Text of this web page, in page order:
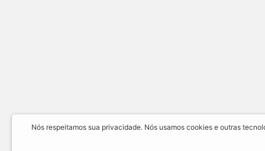
Nós respeitamos sua privacidade. Nós usamos cookies e outras